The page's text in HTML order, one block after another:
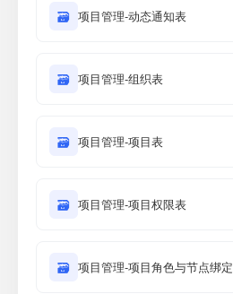
🗃 项目管理-动态通知表
🗃 项目管理-组织表
🗃 项目管理-项目表
🗃 项目管理-项目权限表
🗃 项目管理-项目角色与节点绑定